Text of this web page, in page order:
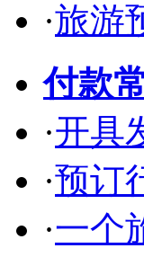
·旅游
付款
·开具
·预订
·一个